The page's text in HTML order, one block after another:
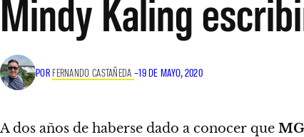
Mindy Kaling
POR FERNANDO CASTAÑEDA –19 DE MAYO, 2020
A dos años de haberse dado a conocer que